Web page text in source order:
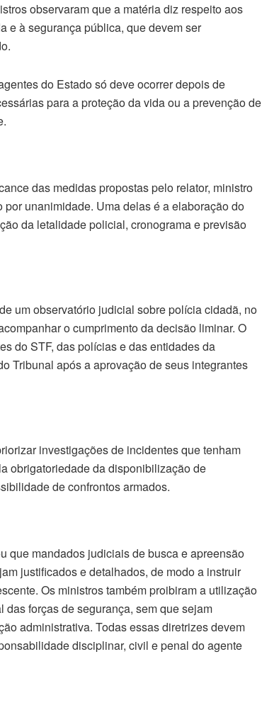
observaram que a matéria diz respeito aos
e à segurança pública, que devem ser
do Estado só deve ocorrer depois de
para a proteção da vida ou a prevenção de
das medidas propostas pelo relator, ministro
unanimidade. Uma delas é a elaboração do
da letalidade policial, cronograma e previsão
um observatório judicial sobre polícia cidadã, no
o cumprimento da decisão liminar. O
do STF, das polícias e das entidades da
Tribunal após a aprovação de seus integrantes
investigações de incidentes que tenham
obrigatoriedade da disponibilização de
de confrontos armados.
que mandados judiciais de busca e apreensão
justificados e detalhados, de modo a instruir
Os ministros também proibiram a utilização
forças de segurança, sem que sejam
administrativa. Todas essas diretrizes devem
disciplinar, civil e penal do agente